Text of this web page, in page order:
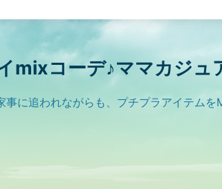
mixコーデ♪ママカジュ
に追われながらも、プチプラアイテム